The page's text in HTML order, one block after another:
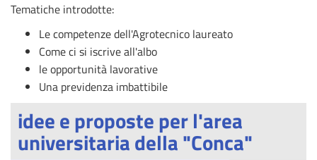
Tematiche introdotte:
Le competenze dell'Agrotecnico laureato
Come ci si iscrive all'albo
le opportunità lavorative
Una previdenza imbattibile
idee e proposte per l'area
universitaria della "Conca"